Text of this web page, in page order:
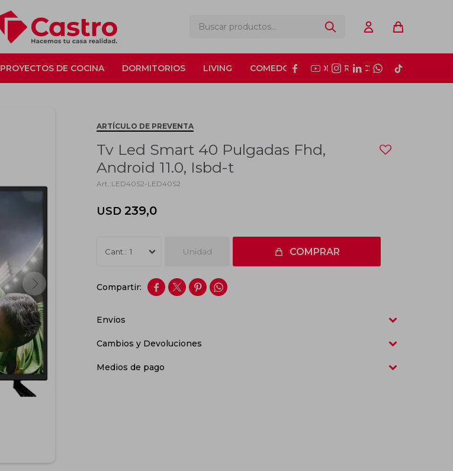
PROYECTOS DE COCINA DORMITORIOS LIVING COMEDOR CONSTRUCCIÓN
     
ARTÍCULO DE PREVENTA
Tv Led Smart 40 Pulgadas Fhd,
Android 11.0, Isbd-t
LED40S2-LED40S2
USD 239,0
1 Unidad COMPRAR
   
Envíos
Cambios y Devoluciones
Medios de pago